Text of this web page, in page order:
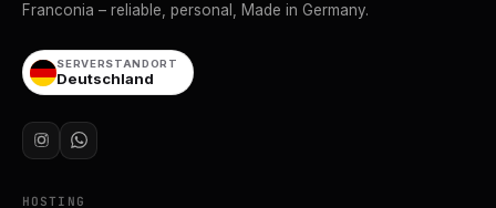
Franconia – reliable, personal, Made in Germany.
SERVERSTANDORT
Deutschland
HOSTING